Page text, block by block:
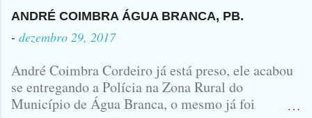
98356406 - Se você souber de alguma
Informação, favor avisar através deste
Luciana, ela tá Desesperada.
ANDRÉ COIMBRA ÁGUA BRANCA, PB.
- dezembro 29, 2017
André Coimbra Cordeiro já está preso, ele acabou
se entregando a Polícia na Zona Rural do
Município de Água Branca, o mesmo já foi